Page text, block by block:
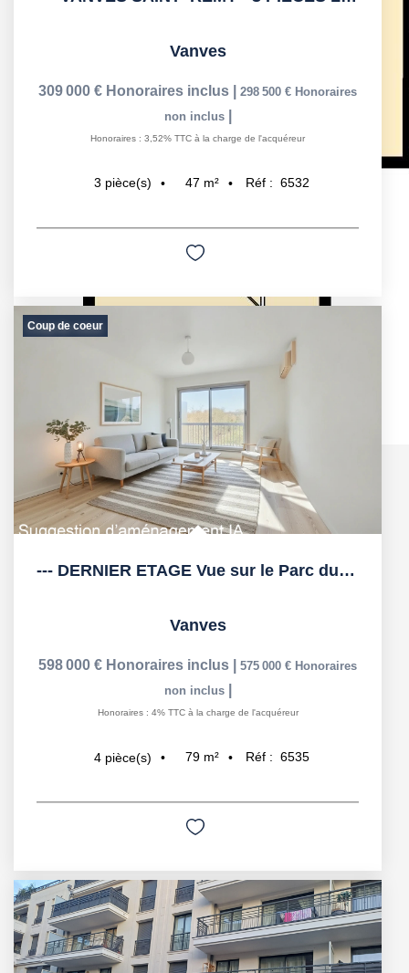
Vanves
309 000 € Honoraires inclus 298 500 € Honoraires
non inclus
Honoraires : 3,52% TTC à la charge de l'acquéreur
3 pièce(s) 47 m² Réf : 6532
Coup de coeur
--- DERNIER ETAGE Vue sur le Parc du Lycée MICHELET -- 4...
Vanves
598 000 € Honoraires inclus 575 000 € Honoraires
non inclus
Honoraires : 4% TTC à la charge de l'acquéreur
4 pièce(s) 79 m² Réf : 6535